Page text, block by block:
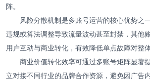
阵。
风险分散机制是多账号运营的核心优势之
违规或算法调整导致流量波动甚至封禁，其他
用户互动与商业转化，有效降低单点故障对整
商业价值转化效率可通过多账号矩阵显著
立对接不同行业的品牌合作资源，避免因广告